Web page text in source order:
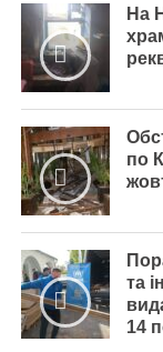
На
по
та
14